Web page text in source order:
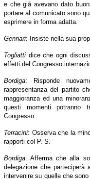
e che già avevano dato
portare al comunicato sono
esprimere in forma adatta.
Gennari: Insiste nella sua
Togliatti dice che ogni
effetti del Congresso
Bordiga: Risponde
rappresentanza del partito
maggioranza ed una
questi momenti potranno
Congresso.
Terracini: Osserva che la
rapporti col P. S.
Bordiga: Afferma che alla
delegazione che parteciperà
intervenire su quelle che